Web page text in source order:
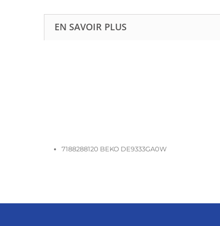
EN SAVOIR PLUS
7188288120 BEKO DE9333GA0W